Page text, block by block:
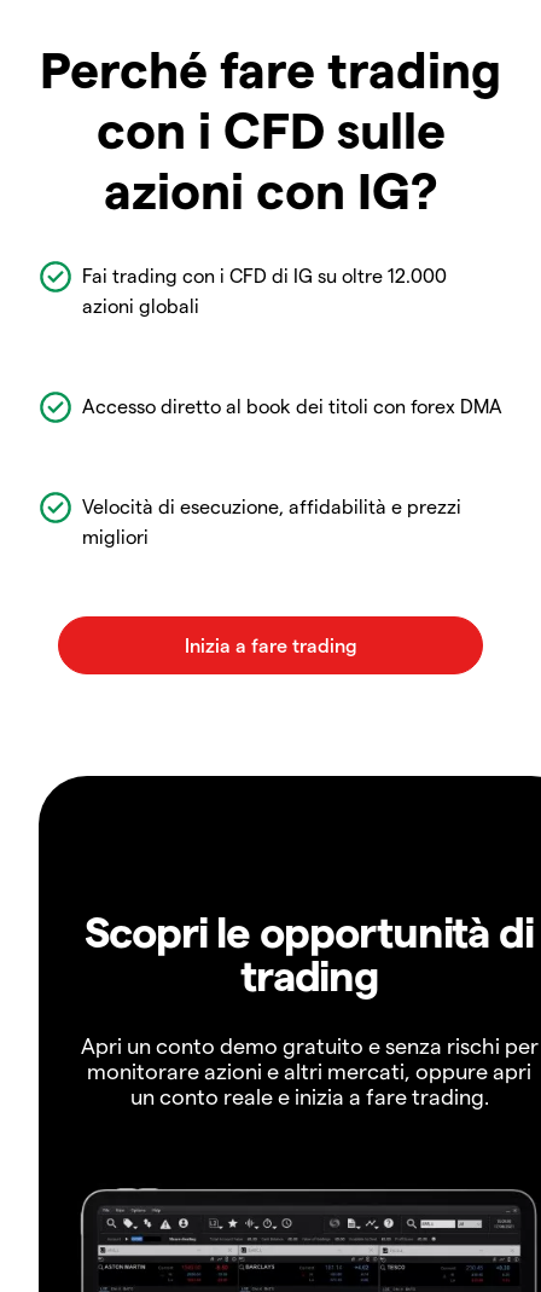
Perché fare trading
con i CFD sulle
azioni con IG?
Fai trading con i CFD di IG su oltre 12.000
azioni globali
Accesso diretto al book dei titoli con forex DMA
Velocità di esecuzione, affidabilità e prezzi
migliori
Scopri le opportunità di
trading
Apri un conto demo gratuito e senza rischi per
monitorare azioni e altri mercati, oppure apri
un conto reale e inizia a fare trading.